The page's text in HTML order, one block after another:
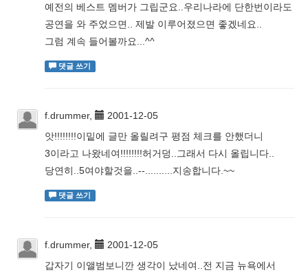
예전의 베스트 멤버가 그립군요..우리나라에 단한번이라도
공연을 와 주었으면.. 제발 이루어졌으면 좋겠네요..
그럼 계속 들어볼까요...^^
댓글 쓰기
f.drummer,
2001-12-05
앗!!!!!!!!이밑에 글만 올릴려구 평점 체크를 안했더니
3이라고 나왔네여!!!!!!!!허거덩..그래서 다시 올립니다..
당연히..5여야할것을..--..........지송합니다.~~
댓글 쓰기
f.drummer,
2001-12-05
갑자기 이앨범보니깐 생각이 났네여..전 지금 뉴욕에서